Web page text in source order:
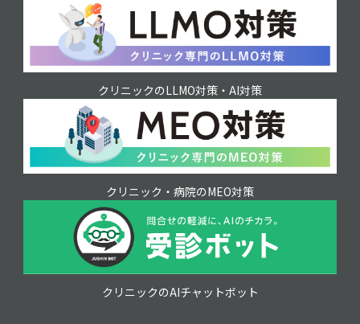
クリニックのLLMO対策・AI対策
クリニック・病院のMEO対策
クリニックのAIチャットボット